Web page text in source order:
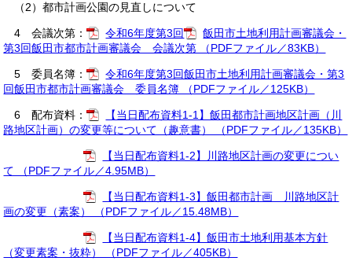
（2）都市計画公園の見直しについて
4 会議次第： 令和6年度第3回
飯田市土地利用計画審議会・
第3回飯田市都市計画審議会 会議次第 （PDFファイル／83KB）
5 委員名簿：
令和6年度第3回飯田市土地利用計画審議会・第3
回飯田市都市計画審議会 委員名簿 （PDFファイル／125KB）
6 配布資料：
【当日配布資料1-1】飯田都市計画地区計画（川
路地区計画）の変更等について（趣意書） （PDFファイル／135KB）
【当日配布資料1-2】川路地区計画の変更につい
て （PDFファイル／4.95MB）
【当日配布資料1-3】飯田都市計画 川路地区計
画の変更（素案） （PDFファイル／15.48MB）
【当日配布資料1-4】飯田市土地利用基本方針
（変更素案・抜粋） （PDFファイル／405KB）